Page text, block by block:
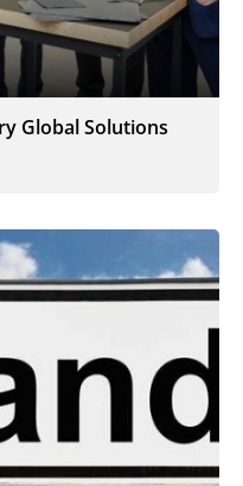
Global Solutions